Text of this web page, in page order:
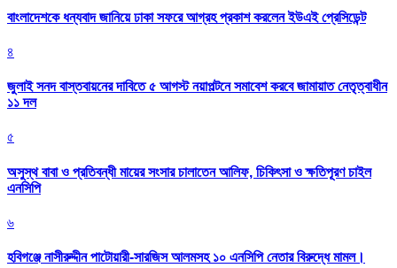
বাংলাদেশকে ধন্যবাদ জানিয়ে ঢাকা সফরে আগ্রহ প্রকাশ করলেন ইউএই প্রেসিডেন্ট
৪
জুলাই সনদ বাস্তবায়নের দাবিতে ৫ আগস্ট নয়াপল্টনে সমাবেশ করবে জামায়াত নেতৃত্বাধীন
১১ দল
৫
অসুস্থ বাবা ও প্রতিবন্ধী মায়ের সংসার চালাতেন আলিফ, চিকিৎসা ও ক্ষতিপূরণ চাইল
এনসিপি
৬
হবিগঞ্জে নাসীরুদ্দীন পাটোয়ারী-সারজিস আলমসহ ১০ এনসিপি নেতার বিরুদ্ধে মামল।